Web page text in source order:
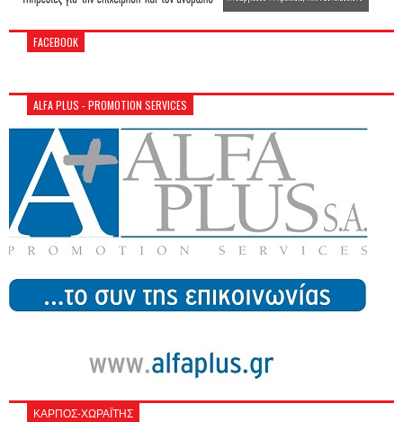
FACEBOOK
ALFA PLUS - PROMOTION SERVICES
ΚΑΡΠΟΣ-ΧΩΡΑΪΤΗΣ